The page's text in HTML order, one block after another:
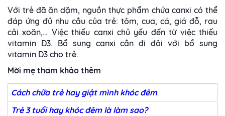
Với trẻ đã ăn dặm, nguồn thực phẩm chứa canxi có thể
đáp ứng đủ nhu cầu của trẻ: tôm, cua, cá, giá đỗ, rau
cải xoăn,… Việc thiếu canxi chủ yếu đến từ việc thiếu
vitamin D3. Bổ sung canxi cần đi đôi với bổ sung
vitamin D3 cho trẻ.
Mời mẹ tham khảo thêm
Cách chữa trẻ hay giật mình khóc đêm
Trẻ 3 tuổi hay khóc đêm là làm sao?